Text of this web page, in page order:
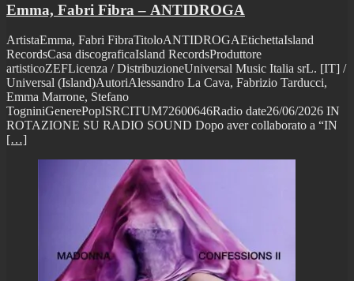
Emma, Fabri Fibra – ANTIDROGA
ArtistaEmma, Fabri FibraTitoloANTIDROGAEtichettaIsland
RecordsCasa discograficaIsland RecordsProduttore
artisticoZEFLicenza / DistribuzioneUniversal Music Italia srL. [IT] /
Universal (Island)AutoriAlessandro La Cava, Fabrizio Tarducci,
Emma Marrone, Stefano
TogniniGenerePopISRCITUM72600646Radio date26/06/2026 IN
ROTAZIONE SU RADIO SOUND Dopo aver collaborato a “IN
[…]